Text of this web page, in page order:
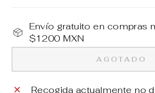
Envío gratuito en compras
$1200 MXN
AGOTADO
Recogida actualmente no